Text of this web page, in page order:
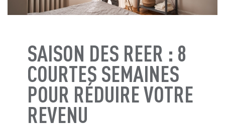
SAISON DES REER : 8
COURTES SEMAINES
POUR RÉDUIRE VOTRE
REVENU